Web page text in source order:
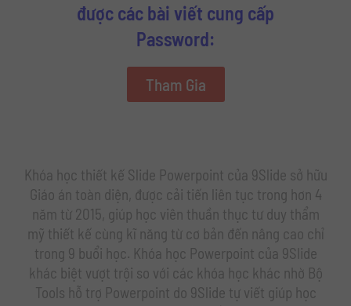
được các bài viết cung cấp
Password:
Tham Gia
Khóa học thiết kế Slide Powerpoint của 9Slide sở hữu
Giáo án toàn diện, được cải tiến liên tục trong hơn 4
năm từ 2015, giúp học viên thuần thục tư duy thẩm
mỹ thiết kế cùng kĩ năng từ cơ bản đến nâng cao chỉ
trong 9 buổi học. Khóa học Powerpoint của 9Slide
khác biệt vượt trội so với các khóa học khác nhờ Bộ
Tools hỗ trợ Powerpoint do 9Slide tự viết giúp học